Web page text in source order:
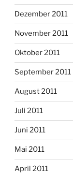
Dezember 2011
November 2011
Oktober 2011
September 2011
August 2011
Juli 2011
Juni 2011
Mai 2011
April 2011